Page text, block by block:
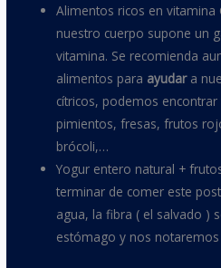
Alimentos ricos en vitamina
nuestro cuerpo supone un
vitamina. Se recomienda
alimentos para ayudara
cítricos, podemos
pimientos, fresas, frutos
brócoli,…
Yogur entero natural +
terminar de comer este
agua, la fibra ( el salvado )
estómago y nos